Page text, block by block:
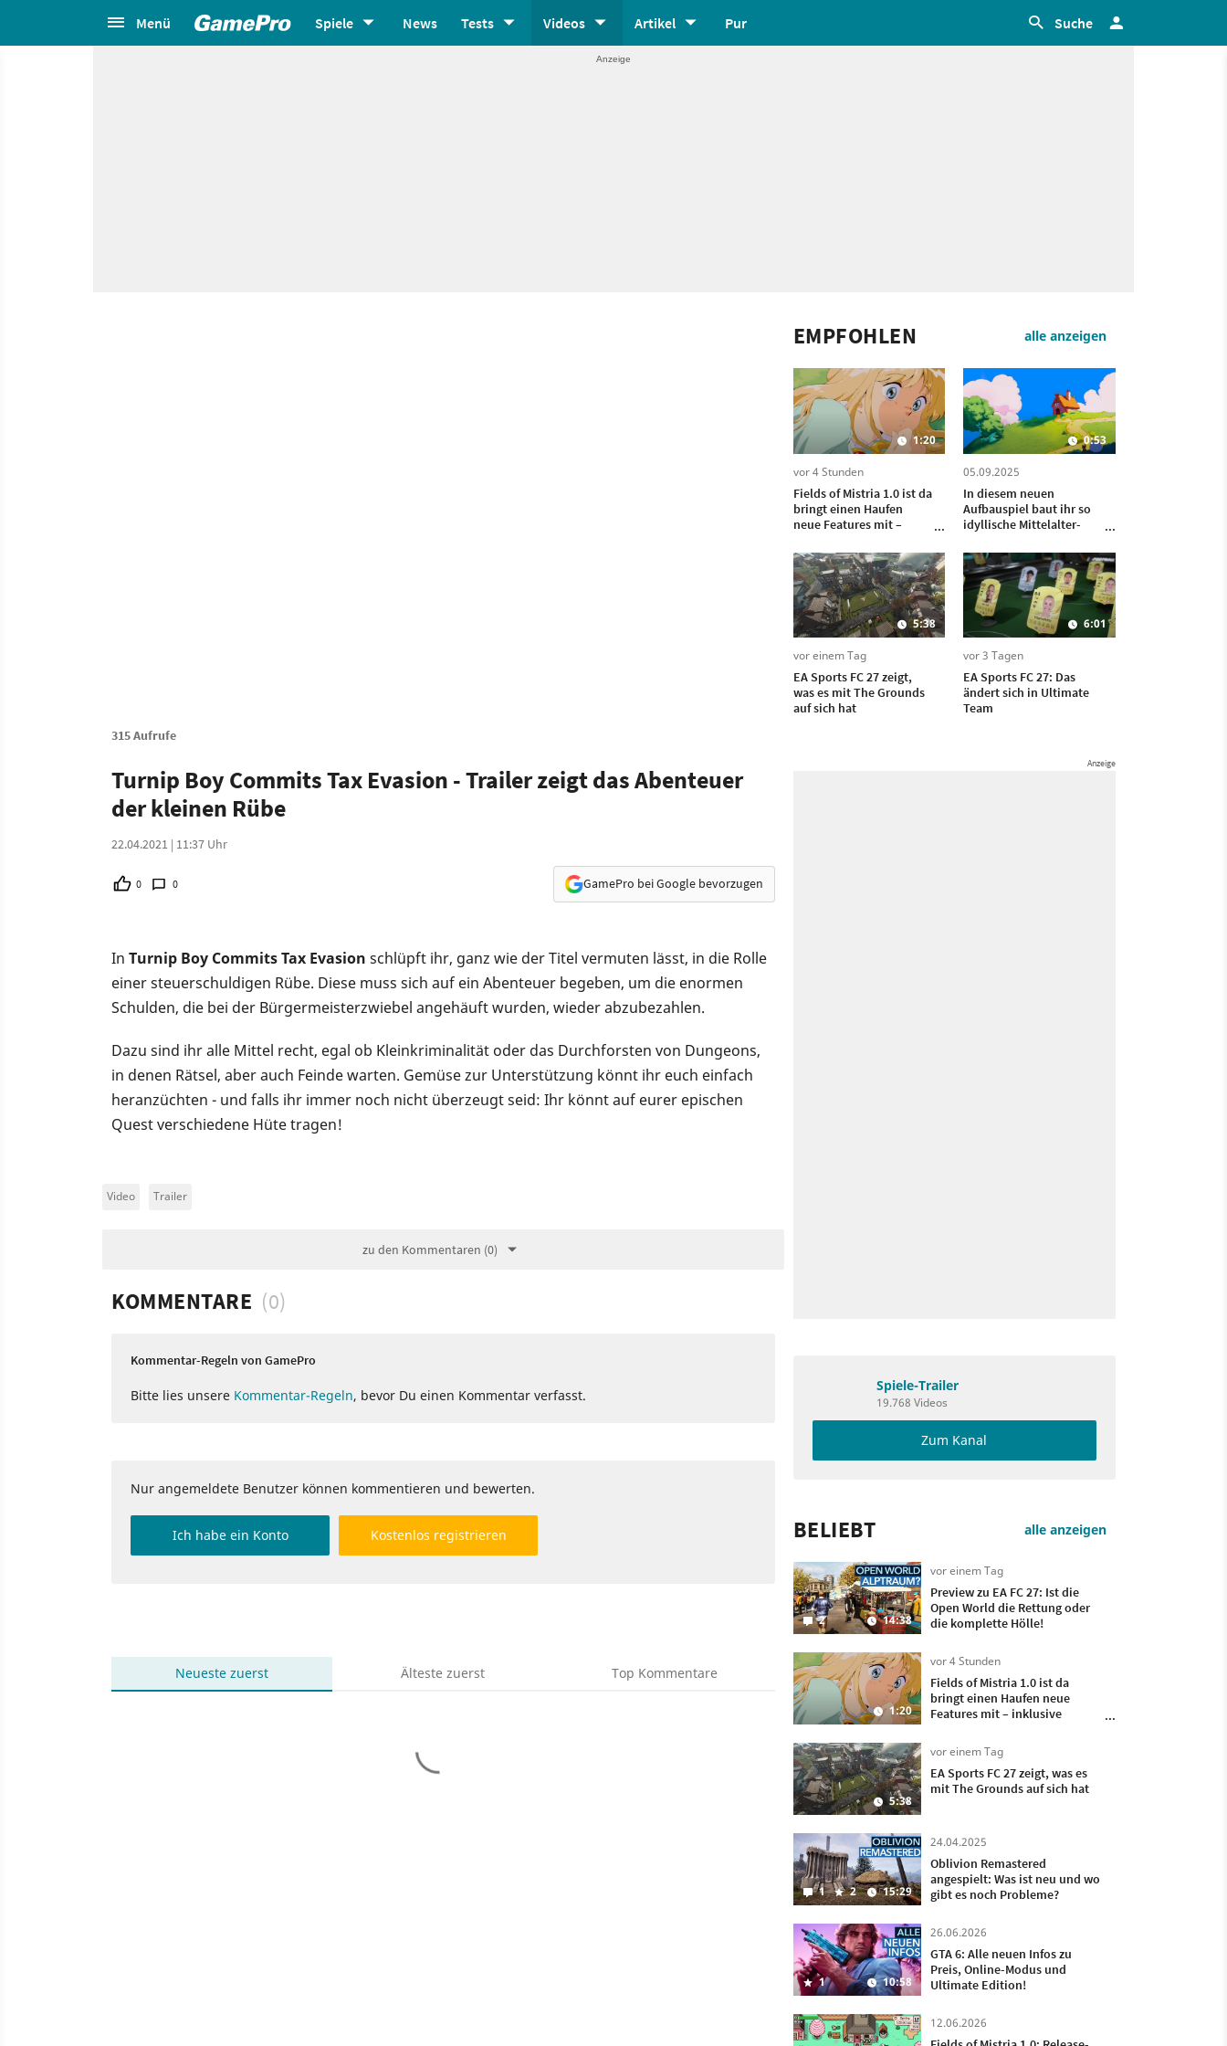
Menü Spiele News Tests Videos Artikel Pur Suche
315 Aufrufe
Turnip Boy Commits Tax Evasion - Trailer zeigt das Abenteuer
der kleinen Rübe
22.04.2021 | 11:37 Uhr
0 0 GamePro bei Google bevorzugen
In Turnip Boy Commits Tax Evasion schlüpft ihr, ganz wie der Titel vermuten lässt, in die Rolle
einer steuerschuldigen Rübe. Diese muss sich auf ein Abenteuer begeben, um die enormen
Schulden, die bei der Bürgermeisterzwiebel angehäuft wurden, wieder abzubezahlen.
Dazu sind ihr alle Mittel recht, egal ob Kleinkriminalität oder das Durchforsten von Dungeons,
in denen Rätsel, aber auch Feinde warten. Gemüse zur Unterstützung könnt ihr euch einfach
heranzüchten - und falls ihr immer noch nicht überzeugt seid: Ihr könnt auf eurer epischen
Quest verschiedene Hüte tragen!
Video Trailer
zu den Kommentaren (0)
KOMMENTARE (0)
Kommentar-Regeln von GamePro
Bitte lies unsere Kommentar-Regeln, bevor Du einen Kommentar verfasst.
Nur angemeldete Benutzer können kommentieren und bewerten.
Ich habe ein Konto Kostenlos registrieren
Neueste zuerst Älteste zuerst Top Kommentare
EMPFOHLEN alle anzeigen
1:20
vor 4 Stunden
Fields of Mistria 1.0 ist da
bringt einen Haufen
neue Features mit –
Kinder kriegen!
0:53
05.09.2025
In diesem neuen
Aufbauspiel baut ihr so
idyllische Mittelalter-
einem Ghibli-Film
stammen könnten
5:38
vor einem Tag
EA Sports FC 27 zeigt,
was es mit The Grounds
auf sich hat
6:01
vor 3 Tagen
EA Sports FC 27: Das
ändert sich in Ultimate
Team
Spiele-Trailer
19.768 Videos
Zum Kanal
BELIEBT alle anzeigen
2 14:38
vor einem Tag
Preview zu EA FC 27: Ist die
Open World die Rettung oder
die komplette Hölle!
1:20
vor 4 Stunden
Fields of Mistria 1.0 ist da
bringt einen Haufen neue
Features mit – inklusive
5:38
vor einem Tag
EA Sports FC 27 zeigt, was es
mit The Grounds auf sich hat
1 2 15:29
24.04.2025
Oblivion Remastered
angespielt: Was ist neu und wo
gibt es noch Probleme?
1 10:58
26.06.2026
GTA 6: Alle neuen Infos zu
Preis, Online-Modus und
Ultimate Edition!
12.06.2026